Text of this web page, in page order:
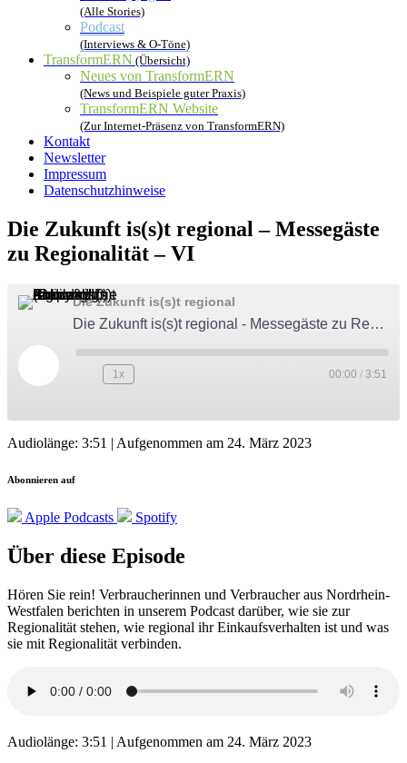
(Alle Stories)
Podcast
(Interviews & O-Töne)
TransformERN (Übersicht)
Neues von TransformERN
(News und Beispiele guter Praxis)
TransformERN Website
(Zur Internet-Präsenz von TransformERN)
Kontakt
Newsletter
Impressum
Datenschutzhinweise
Die Zukunft is(s)t regional – Messegäste
zu Regionalität – VI
Die Zukunft is(s)t regional
Die Zukunft is(s)t regional - Messegäste zu Regionalität - VI
Play
Episode
1x 00:00 / 3:51
Audiolänge: 3:51 | Aufgenommen am 24. März 2023
Abonnieren auf
Apple Podcasts Spotify
Über diese Episode
Hören Sie rein! Verbraucherinnen und Verbraucher aus Nordrhein-
Westfalen berichten in unserem Podcast darüber, wie sie zur
Regionalität stehen, wie regional ihr Einkaufsverhalten ist und was
sie mit Regionalität verbinden.
Audiolänge: 3:51 | Aufgenommen am 24. März 2023